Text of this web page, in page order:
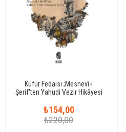
Küfür Fedaisi ;Mesnevî-i
Şerif'ten Yahudi Vezir Hikâyesi
₺154,00
₺220,00